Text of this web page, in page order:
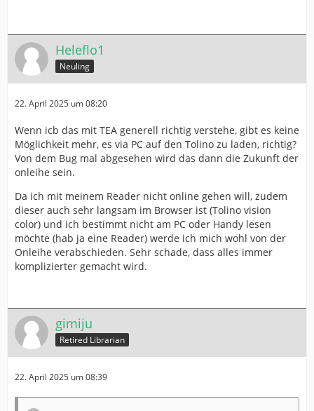
Heleflo1
Neuling
22. April 2025 um 08:20
Wenn icb das mit TEA generell richtig verstehe, gibt es keine
Möglichkeit mehr, es via PC auf den Tolino zu laden, richtig?
Von dem Bug mal abgesehen wird das dann die Zukunft der
onleihe sein.
Da ich mit meinem Reader nicht online gehen will, zudem
dieser auch sehr langsam im Browser ist (Tolino vision
color) und ich bestimmt nicht am PC oder Handy lesen
möchte (hab ja eine Reader) werde ich mich wohl von der
Onleihe verabschieden. Sehr schade, dass alles immer
komplizierter gemacht wird.
gimiju
Retired Librarian
22. April 2025 um 08:39